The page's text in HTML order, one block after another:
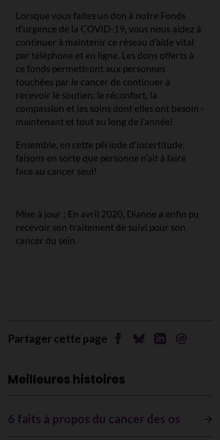
Lorsque vous faites un don à notre Fonds
d'urgence de la COVID-19, vous nous aidez à
continuer à maintenir ce réseau d’aide vital
par téléphone et en ligne. Les dons offerts à
ce fonds permettront aux personnes
touchées par le cancer de continuer à
recevoir le soutien, le réconfort, la
compassion et les soins dont elles ont besoin -
maintenant et tout au long de l'année!
Ensemble, en cette période d'incertitude,
faisons en sorte que personne n’ait à faire
face au cancer seul!
Mise à jour ; En avril 2020, Dianne a enfin pu
recevoir son traitement de suivi pour son
cancer du sein.
Partager cette page Partager sur Facebook
Partager sur Bluesky
Partager sur
Envoyer
Meilleures histoires
6 faits à propos du cancer des os